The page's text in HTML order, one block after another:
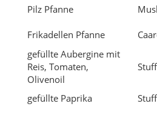
Reis, Tomaten,
Olivenoil
gefüllte Paprika
gefüllte Weinblätter
gefüllte Tomaten